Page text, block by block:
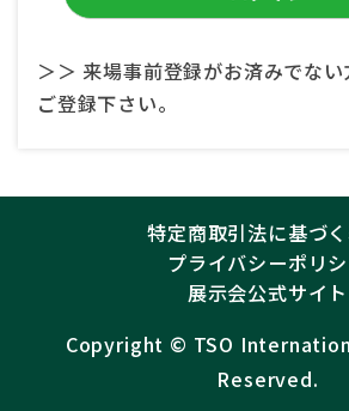
＞＞ 来場事前登録がお済みでな
ご登録下さい。
特定商取引法に基づ
プライバシーポリ
展示会公式サイト
Copyright ©︎ TSO
Reserved.